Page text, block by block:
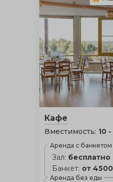
Кафе
Вместимость: 10
Аренда с банкетом
Зал: бесплатно
Банкет: от
Аренда без еды